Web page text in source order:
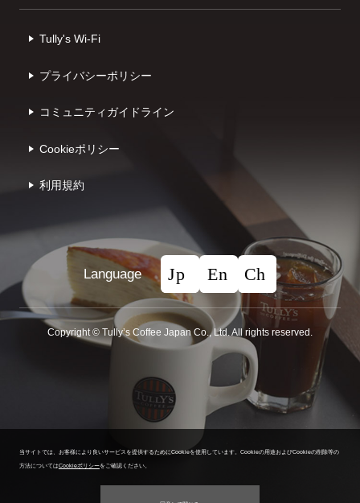
Tully's Wi-Fi
プライバシーポリシー
コミュニティガイドライン
Cookieポリシー
利⽤規約
Language
Copyright © Tullyʼs Coffee Japan Co., Ltd. All rights reserved.
当サイトでは、お客様により良いサービスを提供するためにCookieを使用しています。 Cookieの用途およびCookieの削除等の
方法についてはCookieポリシーをご確認ください。